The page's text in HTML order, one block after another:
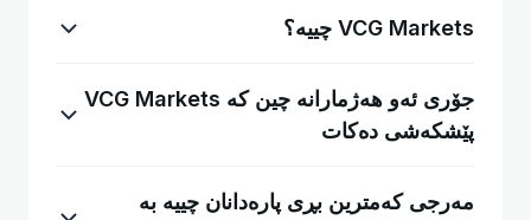
VCG Markets چییە؟
جۆری ئەو هەژمارانە چین کە VCG Markets
پێشکەشی دەکات
مەرجی کەمترین بڕی پارەدانان چییە بە